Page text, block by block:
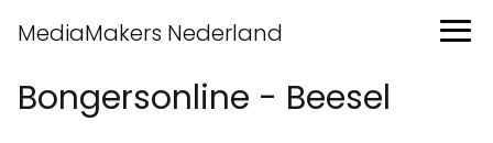
MediaMakers Nederland
Bongersonline - Beesel